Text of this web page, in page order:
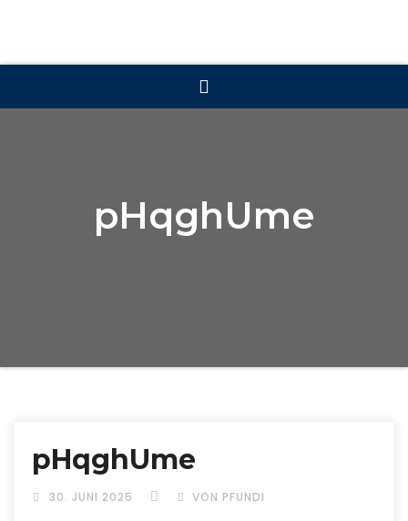
pHqghUme
pHqghUme
30. JUNI 2025 VON PFUNDI